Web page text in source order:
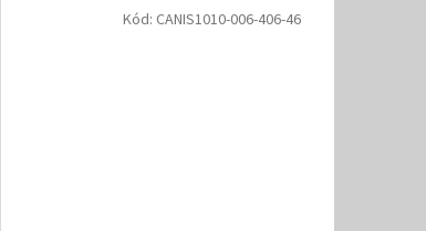
Kód: CANIS1010-006-406-46